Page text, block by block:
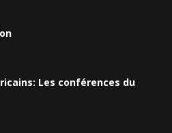
Les conférences du